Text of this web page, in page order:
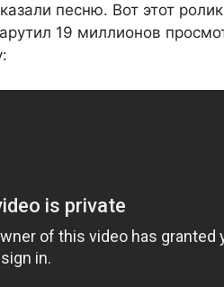
песню. Вот этот
19 миллионов